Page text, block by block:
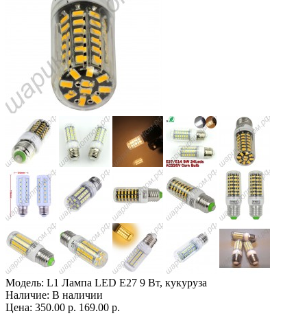
Модель: L1 Лампа LED E27 9 Вт, кукуруза
Наличие: В наличии
Цена: 350.00 р. 169.00 р.